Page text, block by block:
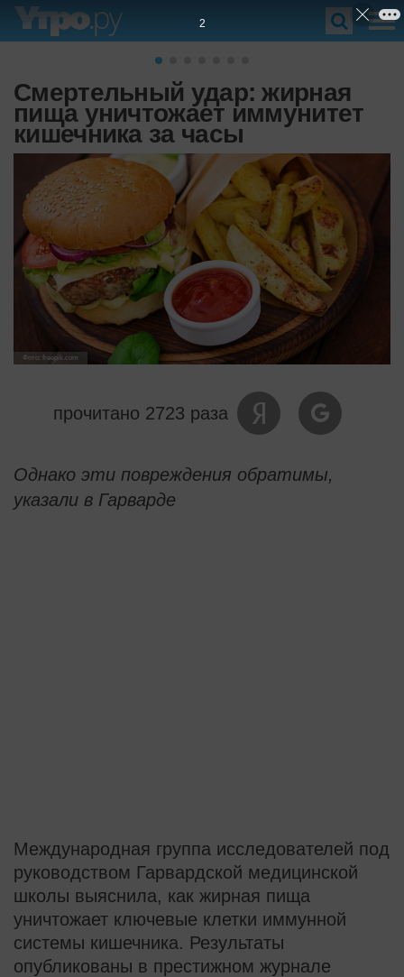
Смертельный удар: жирная
пища уничтожает иммунитет
кишечника за часы
Фото: freepik.com
прочитано 2723 раза
Однако эти повреждения обратимы,
указали в Гарварде
Международная группа исследователей под
руководством Гарвардской медицинской
школы выяснила, как жирная пища
уничтожает ключевые клетки иммунной
системы кишечника. Результаты
опубликованы в престижном журнале
1